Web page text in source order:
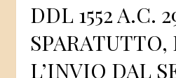
DDL 1552 A.C.
SPARATUTTO,
L’INVIO DAL